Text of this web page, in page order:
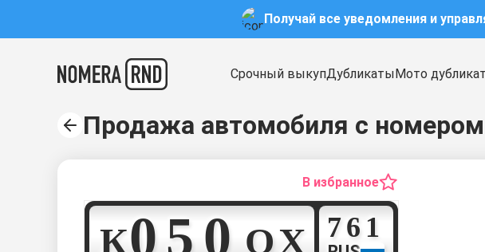
Получай все уведомления и
Срочный выкупДубликатыМото
Продажа автомобиля с
В избранное
К0
5
0
ОХ7
61